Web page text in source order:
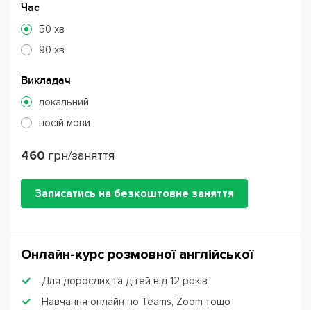
Час
50 хв
90 хв
Викладач
локальний
носій мови
460 грн/заняття
Записатись на безкоштовне заняття
Онлайн-курс розмовної англійської
Для дорослих та дітей від 12 років
Навчання онлайн по Teams, Zoom тощо